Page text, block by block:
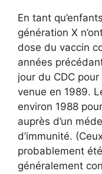
En tant
génération X
dose du vaccin
années
jour du CDC
venue en 1989.
environ 1988
auprès d’un
d’immunité.
probablement
généralement